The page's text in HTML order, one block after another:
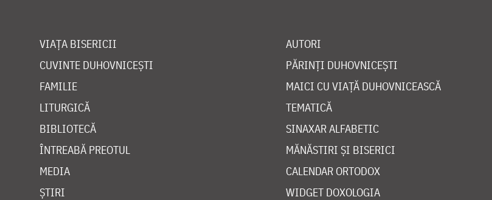
VIAȚA BISERICII
CUVINTE DUHOVNICEȘTI
FAMILIE
LITURGICĂ
BIBLIOTECĂ
ÎNTREABĂ PREOTUL
MEDIA
ȘTIRI
AUTORI
PĂRINȚI DUHOVNICEȘTI
MAICI CU VIAȚĂ DUHOVNICEASCĂ
TEMATICĂ
SINAXAR ALFABETIC
MĂNĂSTIRI ȘI BISERICI
CALENDAR ORTODOX
WIDGET DOXOLOGIA